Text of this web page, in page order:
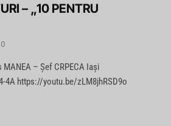
– „10 PENTRU
0
– Șef CRPECA Iași
4A https://youtu.be/zLM8jhRSD9o